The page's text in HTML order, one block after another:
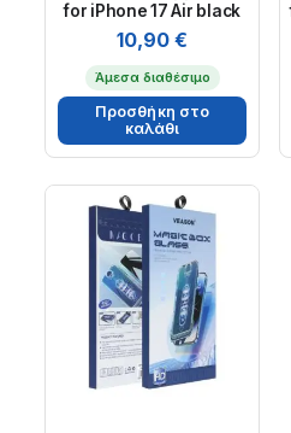
for iPhone 17 Air black
10,90€
Άμεσα διαθέσιμο
Προσθήκη στο
καλάθι